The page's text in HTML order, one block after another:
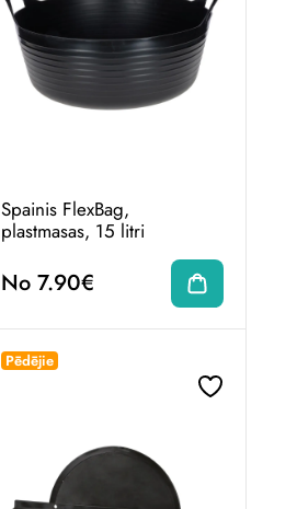
Spainis FlexBag,
plastmasas, 15 litri
No 7.90€
Pēdējie